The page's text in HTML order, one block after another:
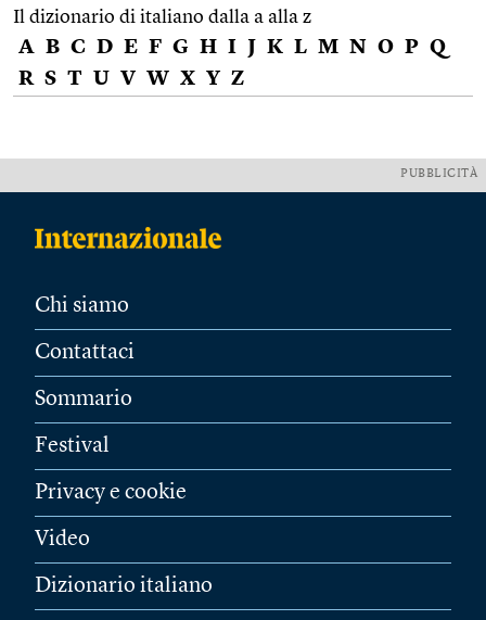
Il dizionario di italiano dalla a alla z
A B C D E F G H I J K L M N O P Q
R S T U V W X Y Z
PUBBLICITÀ
Chi siamo
Contattaci
Sommario
Festival
Privacy e cookie
Video
Dizionario italiano